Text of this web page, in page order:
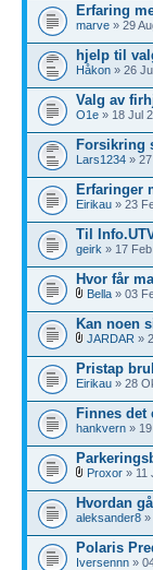
Erfaring
marve » 29
hjelp til
Håkon » 26
Valg av
O1e » 18 Jul
Forsikring
Lars1234 »
Erfaringer
Eirikau » 23
Til
geirk » 17
Hvor får
Bella » 03
Kan noen
JARDAR »
Pristap
Eirikau » 28
Finnes det
hankvern »
Proxor » 11
Hvordan
aleksander8 »
Polaris
Iversennn »